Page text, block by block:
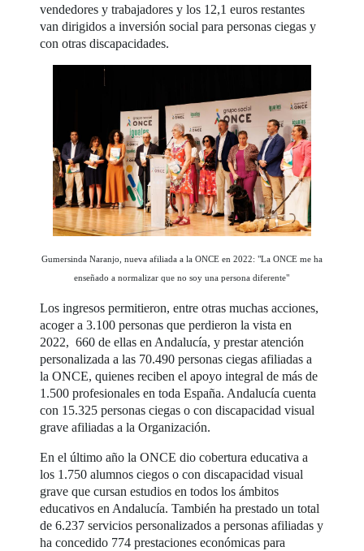
vendedores y trabajadores y los 12,1 euros restantes
van dirigidos a inversión social para personas ciegas y
con otras discapacidades.
Gumersinda Naranjo, nueva afiliada a la ONCE en 2022: "La ONCE me ha
enseñado a normalizar que no soy una persona diferente"
Los ingresos permitieron, entre otras muchas acciones,
acoger a 3.100 personas que perdieron la vista en
2022, 660 de ellas en Andalucía, y prestar atención
personalizada a las 70.490 personas ciegas afiliadas a
la ONCE, quienes reciben el apoyo integral de más de
1.500 profesionales en toda España. Andalucía cuenta
con 15.325 personas ciegas o con discapacidad visual
grave afiliadas a la Organización.
En el último año la ONCE dio cobertura educativa a
los 1.750 alumnos ciegos o con discapacidad visual
grave que cursan estudios en todos los ámbitos
educativos en Andalucía. También ha prestado un total
de 6.237 servicios personalizados a personas afiliadas y
ha concedido 774 prestaciones económicas para